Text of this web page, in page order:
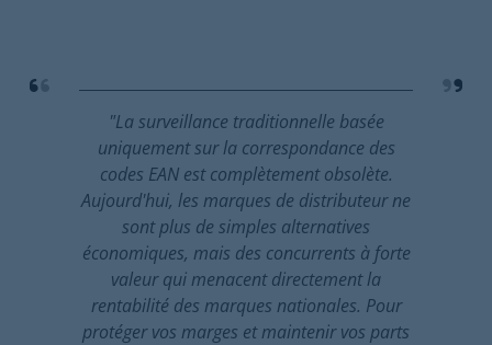
"La surveillance traditionnelle basée
uniquement sur la correspondance des
codes EAN est complètement obsolète.
Aujourd'hui, les marques de distributeur ne
sont plus de simples alternatives
économiques, mais des concurrents à forte
valeur qui menacent directement la
rentabilité des marques nationales. Pour
protéger vos marges et maintenir vos parts